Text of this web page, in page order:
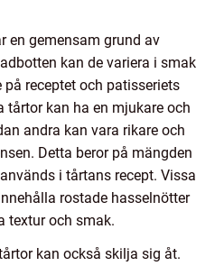
en gemensam grund av
kan de variera i smak
receptet och patisseriets
tårtor kan ha en mjukare och
andra kan vara rikare och
Detta beror på mängden
i tårtans recept. Vissa
rostade hasselnötter
textur och smak.
kan också skilja sig åt.